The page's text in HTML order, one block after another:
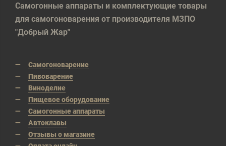
Самогонные аппараты и комплектующие товары
для самогоноварения от производителя МЗПО
"Добрый Жар"
Самогоноварение
Пивоварение
Виноделие
Пищевое оборудование
Самогонные аппараты
Автоклавы
Отзывы о магазине